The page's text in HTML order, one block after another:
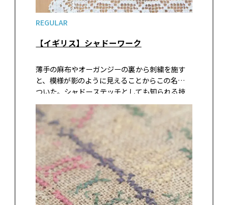
REGULAR
【イギリス】シャドーワーク
薄手の麻布やオーガンジーの裏から刺繍を施す
と、模様が影のように見えることからこの名前が
ついた。シャドーステッチとしても知られる技
法。布の裏側から、図案の面を埋めるようにク
ローズドヘリングボーンステッチを施す。表側に
は輪郭だけがバックステッチで現れ、刺…